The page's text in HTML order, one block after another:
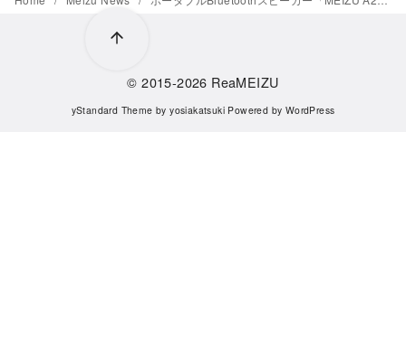
© 2015-2026 ReaMEIZU
yStandard Theme byyosiakatsuki Powered by WordPress